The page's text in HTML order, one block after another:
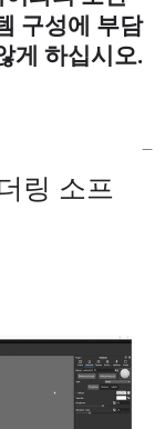
구성에 부담
게 하십시오.
링 소프